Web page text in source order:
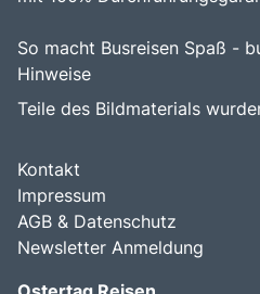
So macht Busreisen Spaß -
Hinweise
Teile des Bildmaterials
Kontakt
Impressum
AGB & Datenschutz
Newsletter Anmeldung